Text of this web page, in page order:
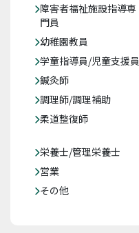
障害者福祉施設指導専
門員
幼稚園教員
学童指導員/児童支援員
鍼灸師
調理師/調理補助
柔道整復師
栄養士/管理栄養士
営業
その他